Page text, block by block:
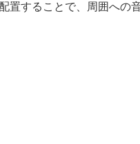
置することで、周囲への